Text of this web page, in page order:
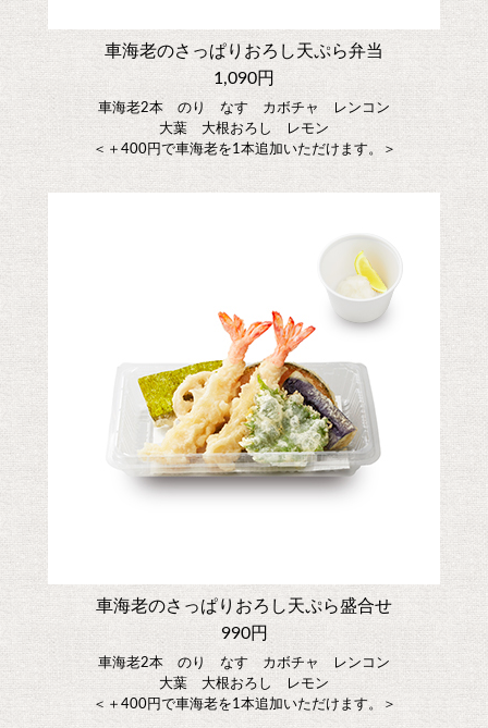
車海老のさっぱりおろし天ぷら弁当
1,090円
車海老2本 のり なす カボチャ レンコン
大葉 大根おろし レモン
＜＋400円で車海老を1本追加いただけます。＞
車海老のさっぱりおろし天ぷら盛合せ
990円
車海老2本 のり なす カボチャ レンコン
大葉 大根おろし レモン
＜＋400円で車海老を1本追加いただけます。＞